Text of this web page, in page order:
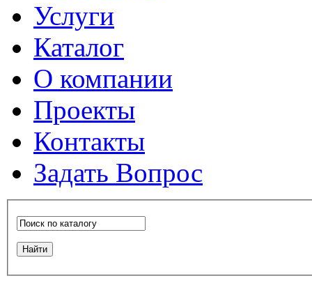
Услуги
Каталог
О компании
Проекты
Контакты
Задать Вопрос